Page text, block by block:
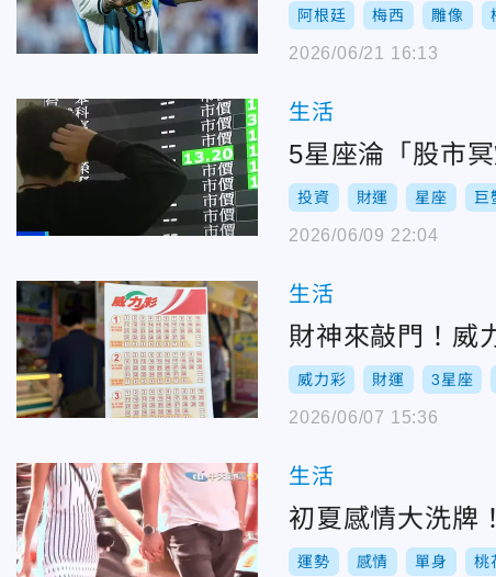
阿根廷 梅西 雕像
2026/06/21 16:13
生活
5星座淪「股市
投資 財運 星座 巨
2026/06/09 22:04
生活
財神來敲門！
威力彩 財運 3星座
2026/06/07 15:36
生活
初夏感情大洗牌
運勢 感情 單身 桃